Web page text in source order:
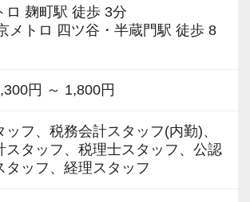
いただける方も歓迎しています。
せする業務のイメージ＞
の記帳代行や申告書作成補助を中
ータ作成、書類整理などのバック
全般を担当していただきます。
な経理スキルをいかし、原価計算
上場企業の開示業務、予算管理な
ロ 麹町駅 徒歩 3分
メトロ 四ツ谷・半蔵門駅 徒歩 8
円 ～ 1,800円
ッフ、税務会計スタッフ(内勤)、
スタッフ、税理士スタッフ、公認
タッフ、経理スタッフ